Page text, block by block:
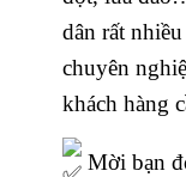
dân rất
chuyên
khách hàng
Mời bạn